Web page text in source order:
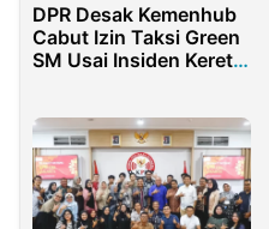
DPR Desak Kemenhub
Cabut Izin Taksi Green
SM Usai Insiden Kereta